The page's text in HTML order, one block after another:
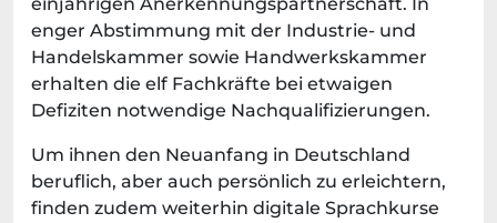
einjährigen Anerkennungspartnerschaft. In
enger Abstimmung mit der Industrie- und
Handelskammer sowie Handwerkskammer
erhalten die elf Fachkräfte bei etwaigen
Defiziten notwendige Nachqualifizierungen.
Um ihnen den Neuanfang in Deutschland
beruflich, aber auch persönlich zu erleichtern,
finden zudem weiterhin digitale Sprachkurse